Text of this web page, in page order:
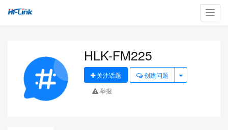
HLK-FM225
关注话题
创建问题
举报